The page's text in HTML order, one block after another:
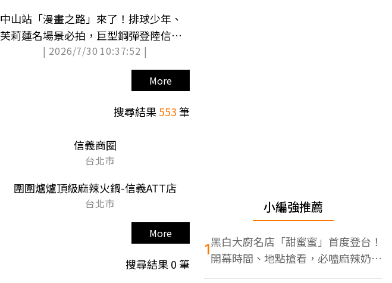
中山站「漫畫之路」來了！排球少年、
芙莉蓮名場景必拍，巨型鋼彈登陸信義
| 2026/7/30 10:37:52 |
More
搜尋結果553筆
信義商圈
台北市
圍圍爐爐頂級麻辣火鍋-信義ATT店
台北市
More
搜尋結果0筆
小編強推薦
1黑白大廚名店「甜蜜蜜」首度登台！
開幕時間、地點搶看，必嗑麻辣奶油
蝦